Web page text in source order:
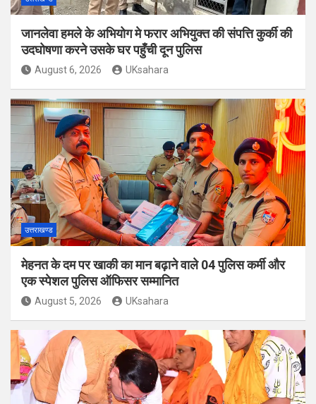
जानलेवा हमले के अभियोग मे फरार अभियुक्त की संपत्ति कुर्की की
उदघोषणा करने उसके घर पहुँची दून पुलिस
August 6, 2026 UKsahara
उत्तराखण्ड
मेहनत के दम पर खाकी का मान बढ़ाने वाले 04 पुलिस कर्मी और
एक स्पेशल पुलिस ऑफिसर सम्मानित
August 5, 2026 UKsahara